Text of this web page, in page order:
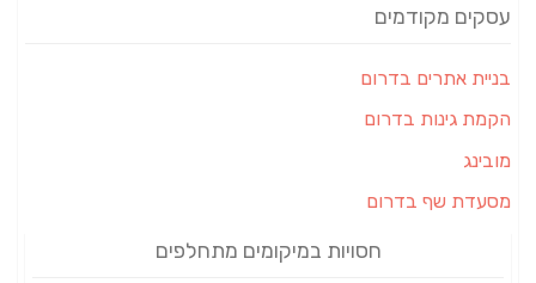
עסקים מקודמים
בניית אתרים בדרום
הקמת גינות בדרום
מובינג
מסעדת שף בדרום
חסויות במיקומים מתחלפים